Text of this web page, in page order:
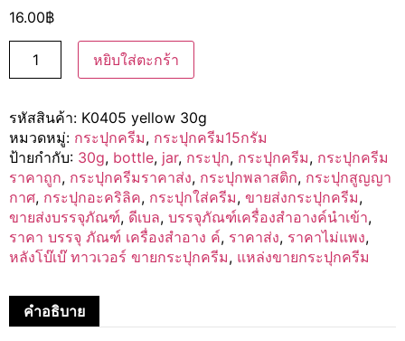
16.00฿
หยิบใส่ตะกร้า
รหัสสินค้า: K0405 yellow 30g
หมวดหมู่: กระปุกครีม, กระปุกครีม15กรัม
ป้ายกำกับ: 30g, bottle, jar, กระปุก, กระปุกครีม, กระปุกครีม
ราคาถูก, กระปุกครีมราคาส่ง, กระปุกพลาสติก, กระปุกสูญญา
กาศ, กระปุกอะคริลิค, กระปุกใส่ครีม, ขายส่งกระปุกครีม,
ขายส่งบรรจุภัณฑ์, ดีเบล, บรรจุภัณฑ์เครื่องสำอางค์นำเข้า,
ราคา บรรจุ ภัณฑ์ เครื่องสำอาง ค์, ราคาส่ง, ราคาไม่แพง,
หลังโบ๊เบ๊ ทาวเวอร์ ขายกระปุกครีม, แหล่งขายกระปุกครีม
คำอธิบาย